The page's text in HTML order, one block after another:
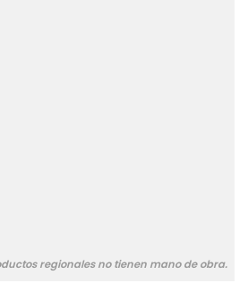
regionales no tienen mano de obra.